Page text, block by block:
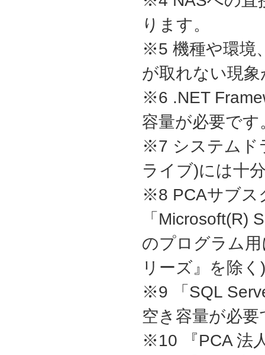
ります。
※5 機種や環境
が取れない現
※6 .NET
容量が必要で
※7 システムド
ライブ)には十
※8 PCAサブス
「Microsoft(R)
のプログラム
リーズ』を除く)
※9 「SQL
空き容量が必要
※10 『PCA 法